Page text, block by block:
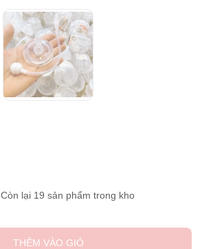
Còn lại 19 sản phẩm trong kho
THÊM VÀO GIỎ
Mã giảm giá:
Ngày hết hạn: